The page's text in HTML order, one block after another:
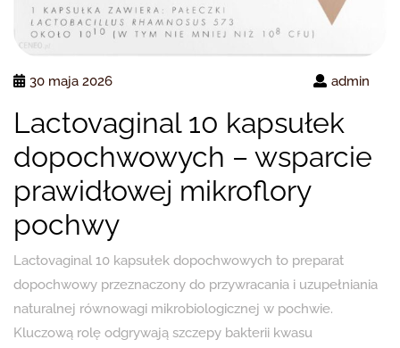
30 maja 2026 admin
Lactovaginal 10 kapsułek
dopochwowych – wsparcie
prawidłowej mikroflory
pochwy
Lactovaginal 10 kapsułek dopochwowych to preparat
dopochwowy przeznaczony do przywracania i uzupełniania
naturalnej równowagi mikrobiologicznej w pochwie.
Kluczową rolę odgrywają szczepy bakterii kwasu